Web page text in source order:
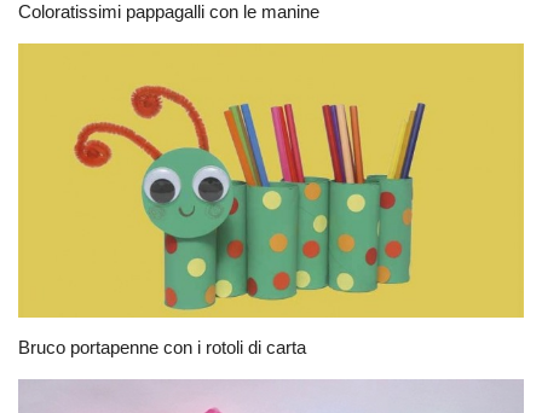
Coloratissimi pappagalli con le manine
Bruco portapenne con i rotoli di carta